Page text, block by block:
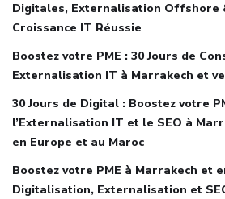
Digitales, Externalisation Offshore
Croissance IT Réussie
Boostez votre PME : 30 Jours de
Externalisation IT à Marrakech et
30 Jours de Digital : Boostez votre
l’Externalisation IT et le SEO à
en Europe et au Maroc
Boostez votre PME à Marrakech et
Digitalisation, Externalisation et